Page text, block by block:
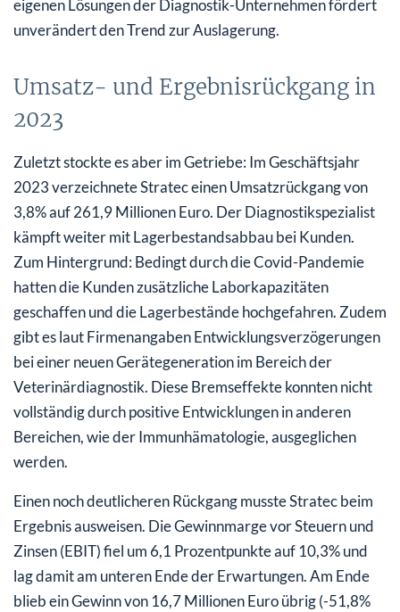
eigenen Lösungen der Diagnostik-Unternehmen fördert
unverändert den Trend zur Auslagerung.
Umsatz- und Ergebnisrückgang in
2023
Zuletzt stockte es aber im Getriebe: Im Geschäftsjahr
2023 verzeichnete Stratec einen Umsatzrückgang von
3,8% auf 261,9 Millionen Euro. Der Diagnostikspezialist
kämpft weiter mit Lagerbestandsabbau bei Kunden.
Zum Hintergrund: Bedingt durch die Covid-Pandemie
hatten die Kunden zusätzliche Laborkapazitäten
geschaffen und die Lagerbestände hochgefahren. Zudem
gibt es laut Firmenangaben Entwicklungsverzögerungen
bei einer neuen Gerätegeneration im Bereich der
Veterinärdiagnostik. Diese Bremseffekte konnten nicht
vollständig durch positive Entwicklungen in anderen
Bereichen, wie der Immunhämatologie, ausgeglichen
werden.
Einen noch deutlicheren Rückgang musste Stratec beim
Ergebnis ausweisen. Die Gewinnmarge vor Steuern und
Zinsen (EBIT) fiel um 6,1 Prozentpunkte auf 10,3% und
lag damit am unteren Ende der Erwartungen. Am Ende
blieb ein Gewinn von 16,7 Millionen Euro übrig (-51,8%